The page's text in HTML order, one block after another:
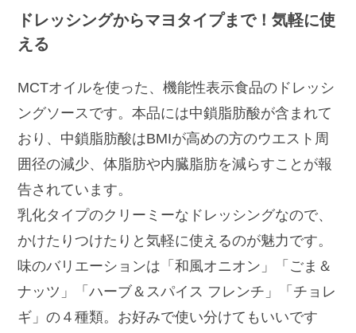
ドレッシングからマヨタイプまで！気軽に使
える
MCTオイルを使った、機能性表示食品のドレッシ
ングソースです。本品には中鎖脂肪酸が含まれて
おり、中鎖脂肪酸はBMIが高めの方のウエスト周
囲径の減少、体脂肪や内臓脂肪を減らすことが報
告されています。
乳化タイプのクリーミーなドレッシングなので、
かけたりつけたりと気軽に使えるのが魅力です。
味のバリエーションは「和風オニオン」「ごま＆
ナッツ」「ハーブ＆スパイス フレンチ」「チョレ
ギ」の４種類。お好みで使い分けてもいいです